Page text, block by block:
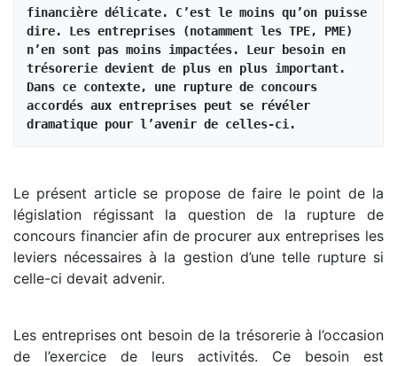
financière délicate. C’est le moins qu’on puisse
dire. Les entreprises (notamment les TPE, PME)
n’en sont pas moins impactées. Leur besoin en
trésorerie devient de plus en plus important.
Dans ce contexte, une rupture de concours
accordés aux entreprises peut se révéler
dramatique pour l’avenir de celles-ci.
Le présent article se propose de faire le point de la
législation régissant la question de la rupture de
concours financier afin de procurer aux entreprises les
leviers nécessaires à la gestion d’une telle rupture si
celle-ci devait advenir.
Les entreprises ont besoin de la trésorerie à l’occasion
de l’exercice de leurs activités. Ce besoin est